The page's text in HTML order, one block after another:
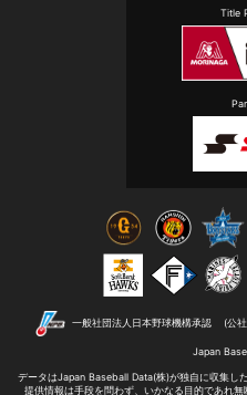
Title
一般社団法人日本野球機構承認 (公
Japan
データはJapan Baseball Data(株)が独自に収集した
提供情報は手段を問わず、いかなる目的であれ無